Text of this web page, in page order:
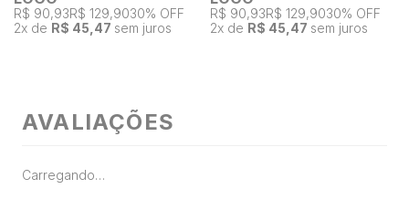
R$ 90,93R$ 129,9030% OFF
2x de R$ 45,47 sem juros
R$ 90,93R$ 129,9030% OFF
2x de R$ 45,47 sem juros
AVALIAÇÕES
Carregando…